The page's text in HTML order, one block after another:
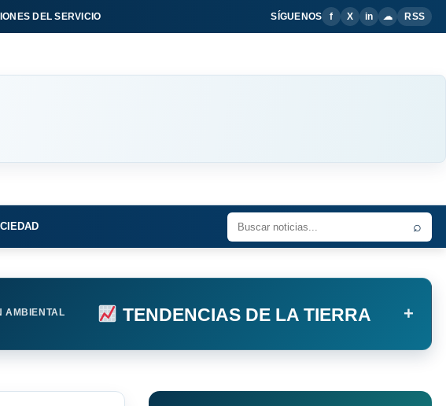
DEL SERVICIO SÍGUENOS f X in ☁ RSS
⌕
AMBIENTAL TENDENCIAS DE LA TIERRA +